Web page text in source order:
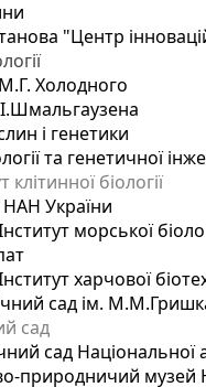
"Центр
М.Г. Холодного
і генетики
та генетичної
біології
НАН України
морської
харчової
сад ім.
сад
сад Національної
природничий музей